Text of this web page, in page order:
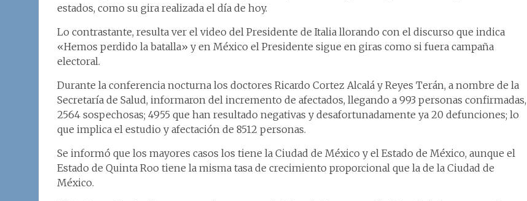
estados, como su gira realizada el día de hoy.
Lo contrastante, resulta ver el video del Presidente de Italia llorando con el discurso que indica
«Hemos perdido la batalla» y en México el Presidente sigue en giras como si fuera campaña
electoral.
Durante la conferencia nocturna los doctores Ricardo Cortez Alcalá y Reyes Terán, a nombre de la
Secretaría de Salud, informaron del incremento de afectados, llegando a 993 personas confirmadas,
2564 sospechosas; 4955 que han resultado negativas y desafortunadamente ya 20 defunciones; lo
que implica el estudio y afectación de 8512 personas.
Se informó que los mayores casos los tiene la Ciudad de México y el Estado de México, aunque el
Estado de Quinta Roo tiene la misma tasa de crecimiento proporcional que la de la Ciudad de
México.